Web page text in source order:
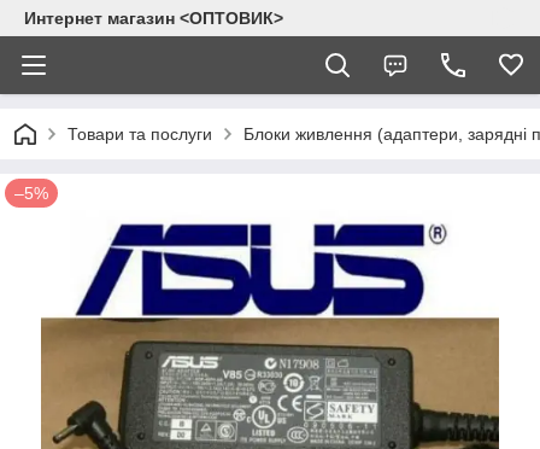
Интернет магазин <ОПТОВИК>
Товари та послуги Блоки живлення (адаптери, зарядні
–5%